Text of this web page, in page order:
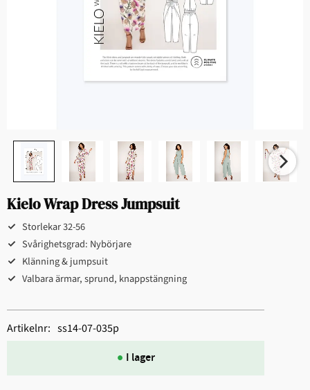
Kielo Wrap Dress Jumpsuit
Storlekar 32-56
Svårighetsgrad: Nybörjare
Klänning & jumpsuit
Valbara ärmar, sprund, knappstängning
I lager
Artikelnr ss14-07-035p